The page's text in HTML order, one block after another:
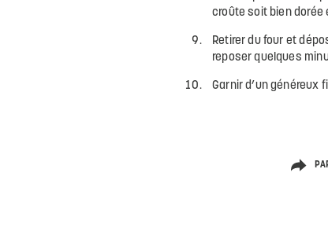
croûte soit bien dorée
Retirer du four et
reposer quelques
Garnir d’un généreux